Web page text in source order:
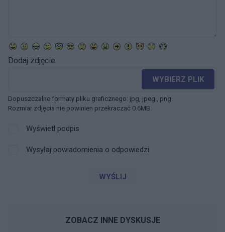
Dodaj zdjęcie:
WYBIERZ PLIK
Dopuszczalne formaty pliku graficznego: jpg, jpeg , png.
Rozmiar zdjęcia nie powinien przekraczać 0.6MB.
Wyświetl podpis
Wysyłaj powiadomienia o odpowiedzi
WYŚLIJ
ZOBACZ INNE DYSKUSJE